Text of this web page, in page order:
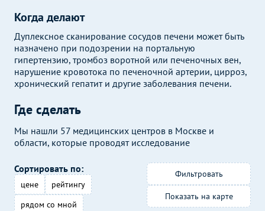
Где сделать
Мы нашли 57 медицинских центров в Москве и
области, которые проводят исследование
Сортировать по:
цене
рейтингу
рядом со мной
Фильтровать
Показать на карте
Когда делают
Дуплексное сканирование сосудов печени может быть
назначено при подозрении на портальную
гипертензию, тромбоз воротной или печеночных вен,
нарушение кровотока по печеночной артерии, цирроз,
хронический гепатит и другие заболевания печени.